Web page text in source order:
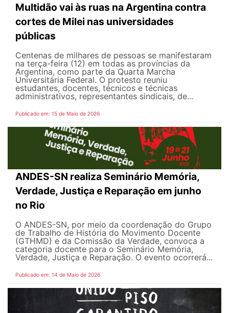
Multidão vai às ruas na Argentina contra
cortes de Milei nas universidades
públicas
Centenas de milhares de pessoas se manifestaram
na terça-feira (12) em todas as províncias da
Argentina, como parte da Quarta Marcha
Universitária Federal. O protesto reuniu
estudantes, docentes, técnicos e técnicas
administrativos, representantes sindicais, de...
Publicado em: 15 de Maio de 2026
ANDES-SN realiza Seminário Memória,
Verdade, Justiça e Reparação em junho
no Rio
O ANDES-SN, por meio da coordenação do Grupo
de Trabalho de História do Movimento Docente
(GTHMD) e da Comissão da Verdade, convoca a
categoria docente para o Seminário Memória,
Verdade, Justiça e Reparação. O evento ocorrerá...
Publicado em: 14 de Maio de 2026